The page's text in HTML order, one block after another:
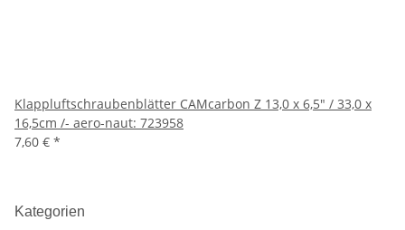
Klappluftschraubenblätter CAMcarbon Z 13,0 x 6,5" / 33,0 x
16,5cm /- aero-naut: 723958
7,60 € *
Kategorien